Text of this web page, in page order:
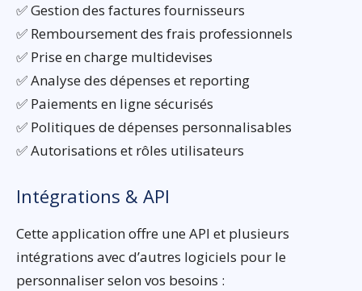
✅ Gestion des factures fournisseurs
✅ Remboursement des frais professionnels
✅ Prise en charge multidevises
✅ Analyse des dépenses et reporting
✅ Paiements en ligne sécurisés
✅ Politiques de dépenses personnalisables
✅ Autorisations et rôles utilisateurs
Intégrations & API
Cette application offre une API et plusieurs
intégrations avec d’autres logiciels pour le
personnaliser selon vos besoins :